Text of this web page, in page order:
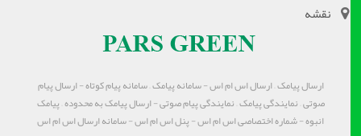
نقشه
ارسال پیامک – ارسال اس ام اس - سامانه پیامک – سامانه پیام کوتاه - ارسال پیام
صوتی – نمایندگی پیامک – نمایندگی پیام صوتی - ارسال پیامک به محدوده – پیامک
انبوه - شماره اختصاصی اس ام اس - پنل اس ام اس - سامانه ارسال اس ام اس